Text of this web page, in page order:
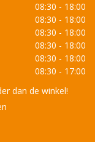
08:30 - 18:00
08:30 - 18:00
08:30 - 18:00
08:30 - 18:00
08:30 - 18:00
08:30 - 17:00
dan de winkel!